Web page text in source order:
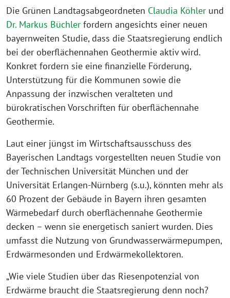
Die Grünen Landtagsabgeordneten Claudia Köhler und
Dr. Markus Büchler fordern angesichts einer neuen
bayernweiten Studie, dass die Staatsregierung endlich
bei der oberflächennahen Geothermie aktiv wird.
Konkret fordern sie eine finanzielle Förderung,
Unterstützung für die Kommunen sowie die
Anpassung der inzwischen veralteten und
bürokratischen Vorschriften für oberflächennahe
Geothermie.
Laut einer jüngst im Wirtschaftsausschuss des
Bayerischen Landtags vorgestellten neuen Studie von
der Technischen Universität München und der
Universität Erlangen-Nürnberg (s.u.), könnten mehr als
60 Prozent der Gebäude in Bayern ihren gesamten
Wärmebedarf durch oberflächennahe Geothermie
decken – wenn sie energetisch saniert wurden. Dies
umfasst die Nutzung von Grundwasserwärmepumpen,
Erdwärmesonden und Erdwärmekollektoren.
„Wie viele Studien über das Riesenpotenzial von
Erdwärme braucht die Staatsregierung denn noch?